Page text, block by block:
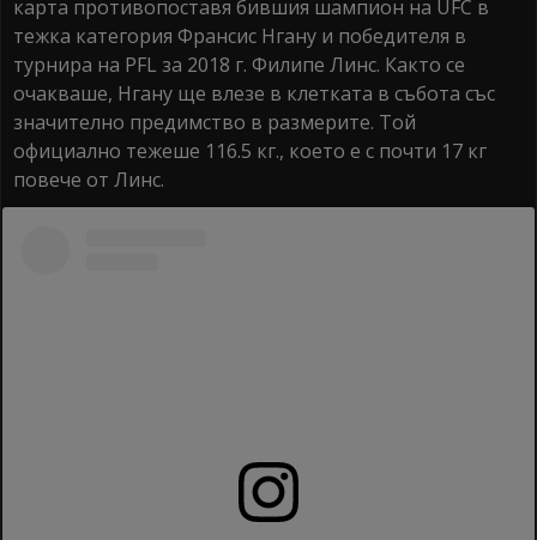
карта противопоставя бившия шампион на UFC в
тежка категория Франсис Нгану и победителя в
турнира на PFL за 2018 г. Филипе Линс. Както се
очакваше, Нгану ще влезе в клетката в събота със
значително предимство в размерите. Той
официално тежеше 116.5 кг., което е с почти 17 кг
повече от Линс.